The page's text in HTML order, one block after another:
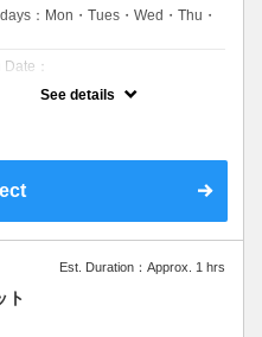
：Mon・Tues・Wed・Thu・
：
平日のみのクーポンです★
ン●シャンプーブロー込●ロング料
頂きます●選べるシャンプー付き●
See details
Est. Duration：Approx. 1 hrs
ット